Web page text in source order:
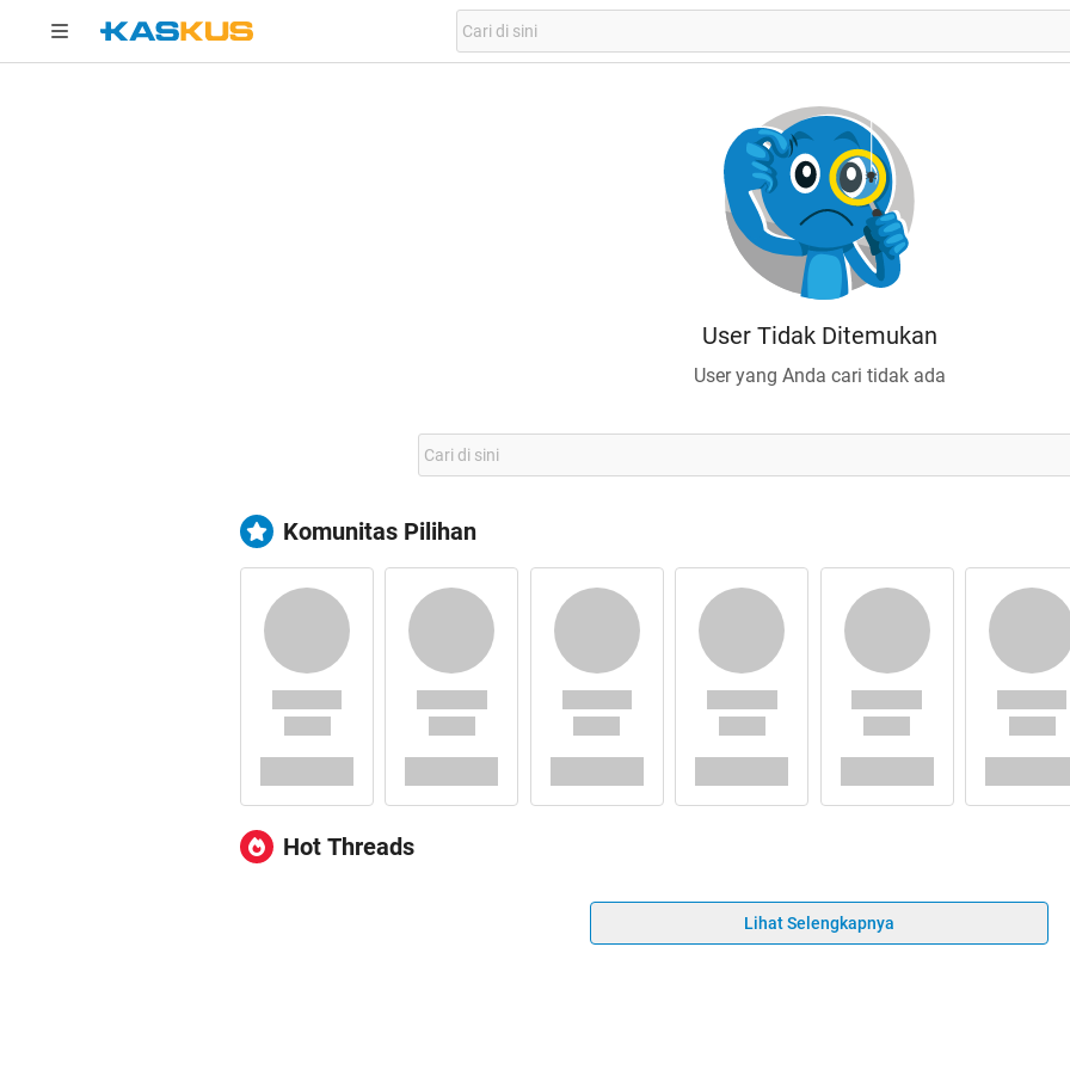
User Tidak Ditemukan
User yang Anda cari tidak ada
Komunitas Pilihan
Hot Threads
Lihat Selengkapnya